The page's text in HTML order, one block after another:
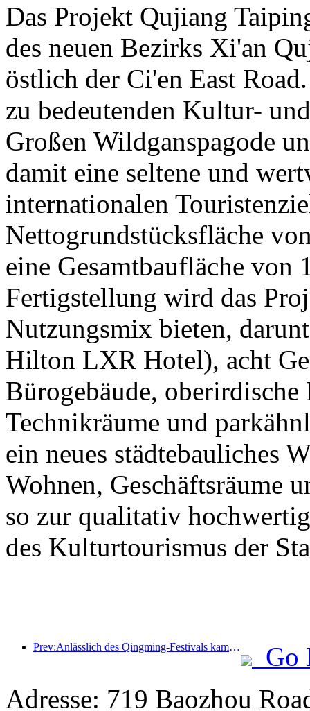
Das Projekt Qujiang
des neuen Bezirks Xi'an
östlich der Ci'en East
zu bedeutenden Kultur-
Großen Wildganspagode
damit eine seltene und
internationalen
Nettogrundstücksfläche
eine Gesamtbaufläche von
Fertigstellung wird das
Nutzungsmix bieten,
Hilton LXR Hotel), acht
Bürogebäude,
Technikräume und
ein neues städtebauliches
Wohnen, Geschäftsräume
so zur qualitativ
des Kulturtourismus der
Prev:Anlässlich des Qingming-Festivals kam es aufgrund des verlängerten Urlaubs zu einem Anstieg der Reisetätigkeit, wobei Ausflüge und die Besichtigung der Blütenpracht in vielen Städten zu erhöhten Besucherzahlen führten.
Go
Adresse: 719 Baozhou